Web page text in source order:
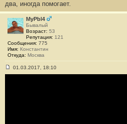
два, иногда помогает.
MyPbl4
Бывалый
Возраст: 53
Репутация: 121
Сообщения: 775
Имя: Константин
Откуда: Москва
01.03.2017, 18:10